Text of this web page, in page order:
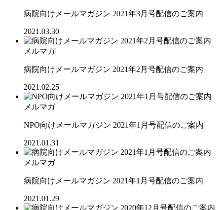
病院向けメールマガジン 2021年3月号配信のご案内
2021.03.30
メルマガ
病院向けメールマガジン 2021年2月号配信のご案内
2021.02.25
メルマガ
NPO向けメールマガジン 2021年1月号配信のご案内
2021.01.31
メルマガ
病院向けメールマガジン 2021年1月号配信のご案内
2021.01.29